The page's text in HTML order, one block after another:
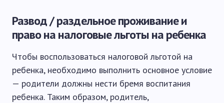
Развод / раздельное проживание и
право на налоговые льготы на ребенка
Чтобы воспользоваться налоговой льготой на
ребенка, необходимо выполнить основное условие
— родители должны нести бремя воспитания
ребенка. Таким образом, родитель,